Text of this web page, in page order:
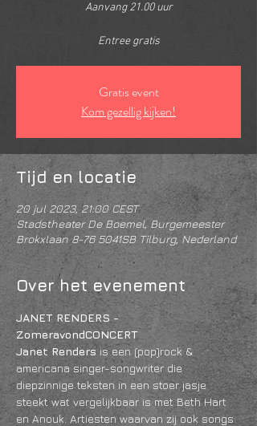
Aanvang 21.00 uur
Entree gratis
Gratis event
Kom gezellig kijken!
Tijd en locatie
20 jul 2023, 21:00 CEST
Stadstheater De Boemel, Burgemeester
Brokxlaan 8-76 5041SB Tilburg, Nederland
Over het evenement
JANET RENDERS -
ZomeravondCONCERT
Janet Renders is een (pop)rock &
americana singer-songwriter die
diepzinnige teksten in een stoer jasje
steekt wat vergelijkbaar is met Beth Hart
en Anouk. Artiesten waarvan zij ook songs